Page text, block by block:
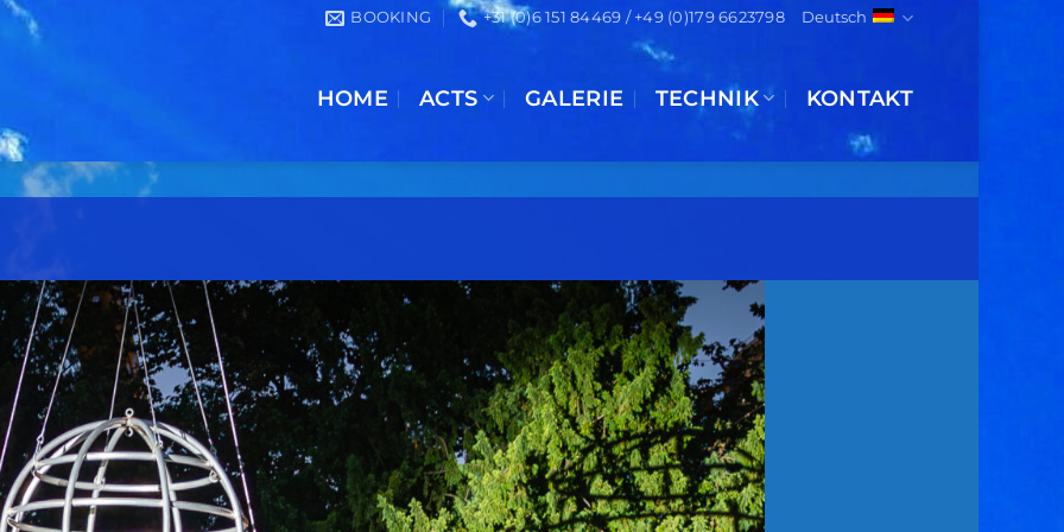
BOOKING +31 (0)6 151 84469 / +49 (0)179 6623798 Deutsch
HOME ACTS GALERIE TECHNIK KONTAKT